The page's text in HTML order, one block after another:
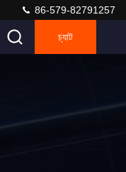
86-579-82791257
চ্যাট